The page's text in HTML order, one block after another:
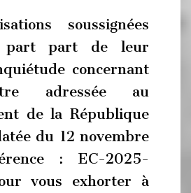
soussignées
part part de leur
concernant
adressée au
de la République
du 12 novembre
: EC-2025-
vous exhorter à